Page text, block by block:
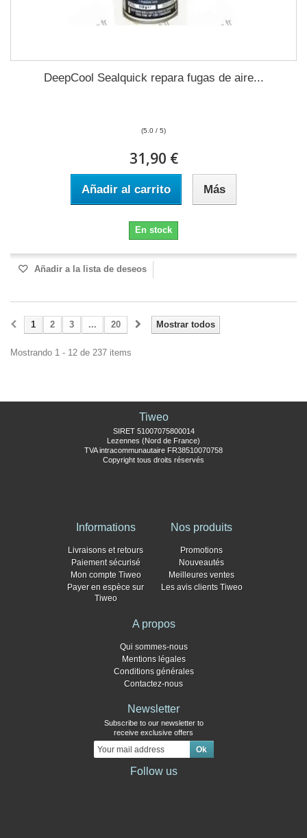
DeepCool Sealquick repara fugas de aire...
(5.0 / 5)
31,90 €
Añadir al carrito Más
En stock
Añadir a la lista de deseos
Mostrar todos
1 2 3 ... 20
Mostrando 1 - 12 de 237 items
Tiweo
SIRET 51007075800014
Lezennes (Nord de France)
TVA intracommunautaire FR38510070758
Copyright tous droits réservés
Informations
Livraisons et retours
Paiement sécurisé
Mon compte Tiweo
Payer en espèce sur
Tiweo
Nos produits
Promotions
Nouveautés
Meilleures ventes
Les avis clients Tiweo
A propos
Qui sommes-nous
Mentions légales
Conditions générales
Contactez-nous
Newsletter
Subscribe to our newsletter to
receive exclusive offers
Follow us